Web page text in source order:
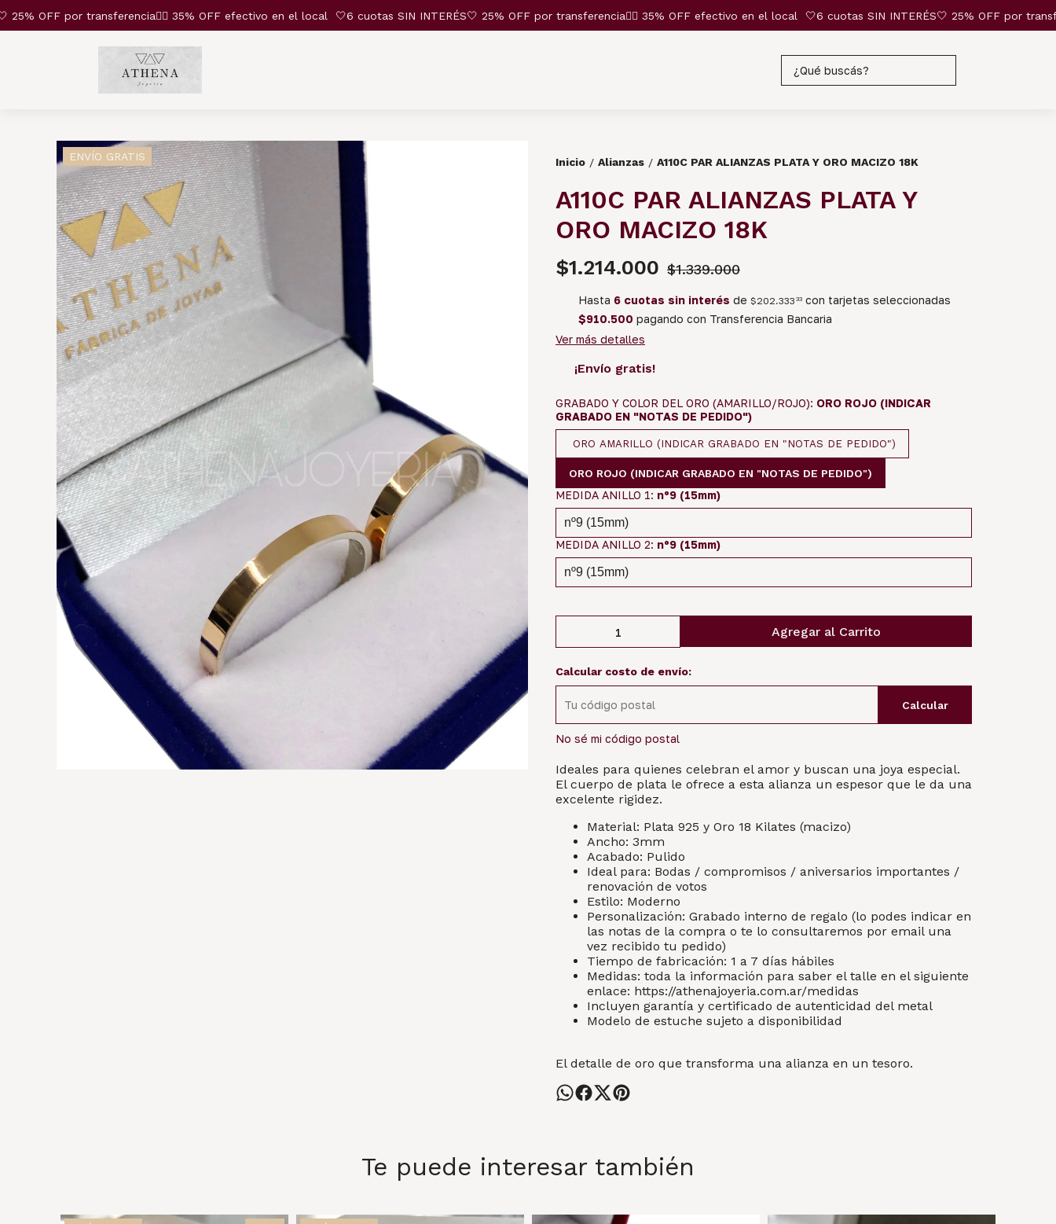
OFF por transferencia❤️‍🔥 35% OFF efectivo en el local 🤍6 cuotas SIN INTERÉS🤍 25% OFF por transferencia❤️‍🔥 35% OFF efectivo en el local 🤍6 cuotas SIN INTERÉS🤍 25% OFF por
ENVÍO GRATIS Inicio / Alianzas / A110C PAR ALIANZAS PLATA Y ORO MACIZO 18K
A110C PAR ALIANZAS PLATA Y
ORO MACIZO 18K
$1.214.000 $1.339.000
Hasta 6 cuotas sin interés de $202.333 33 con tarjetas seleccionadas
$910.500 pagando con Transferencia Bancaria
Ver más detalles
¡Envío gratis!
GRABADO Y COLOR DEL ORO (AMARILLO/ROJO): ORO ROJO (INDICAR
GRABADO EN "NOTAS DE PEDIDO")
ORO AMARILLO (INDICAR GRABADO EN "NOTAS DE PEDIDO")
ORO ROJO (INDICAR GRABADO EN "NOTAS DE PEDIDO")
MEDIDA ANILLO 1: nº9 (15mm)
MEDIDA ANILLO 2: nº9 (15mm)
Agregar al Carrito
Calcular costo de envío:
Calcular
No sé mi código postal
Ideales para quienes celebran el amor y buscan una joya especial.
El cuerpo de plata le ofrece a esta alianza un espesor que le da una
excelente rigidez.
Material: Plata 925 y Oro 18 Kilates (macizo)
Ancho: 3mm
Acabado: Pulido
Ideal para: Bodas / compromisos / aniversarios importantes /
renovación de votos
Estilo: Moderno
Personalización: Grabado interno de regalo (lo podes indicar en
las notas de la compra o te lo consultaremos por email una
vez recibido tu pedido)
Tiempo de fabricación: 1 a 7 días hábiles
Medidas: toda la información para saber el talle en el siguiente
enlace: https://athenajoyeria.com.ar/medidas
Incluyen garantía y certificado de autenticidad del metal
Modelo de estuche sujeto a disponibilidad
El detalle de oro que transforma una alianza en un tesoro.
Te puede interesar también